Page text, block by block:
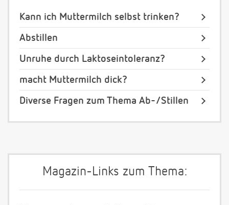
Kann ich Muttermilch selbst trinken?
Abstillen
Unruhe durch Laktoseintoleranz?
macht Muttermilch dick?
Diverse Fragen zum Thema Ab-/Stillen
Magazin-Links zum Thema: